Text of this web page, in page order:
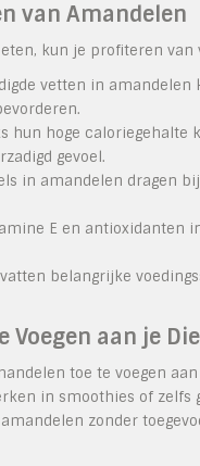
van Amandelen
kun je profiteren
vetten in
hun hoge
gevoel.
in amandelen dragen
E en antioxidanten
belangrijke
Voegen aan je
toe te voegen
in smoothies of
zonder